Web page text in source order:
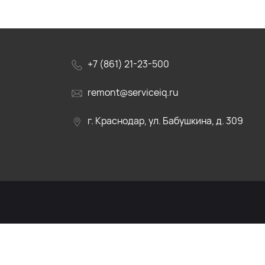
+7 (861) 21-23-500
remont@serviceiq.ru
г. Краснодар, ул. Бабушкина, д. 309